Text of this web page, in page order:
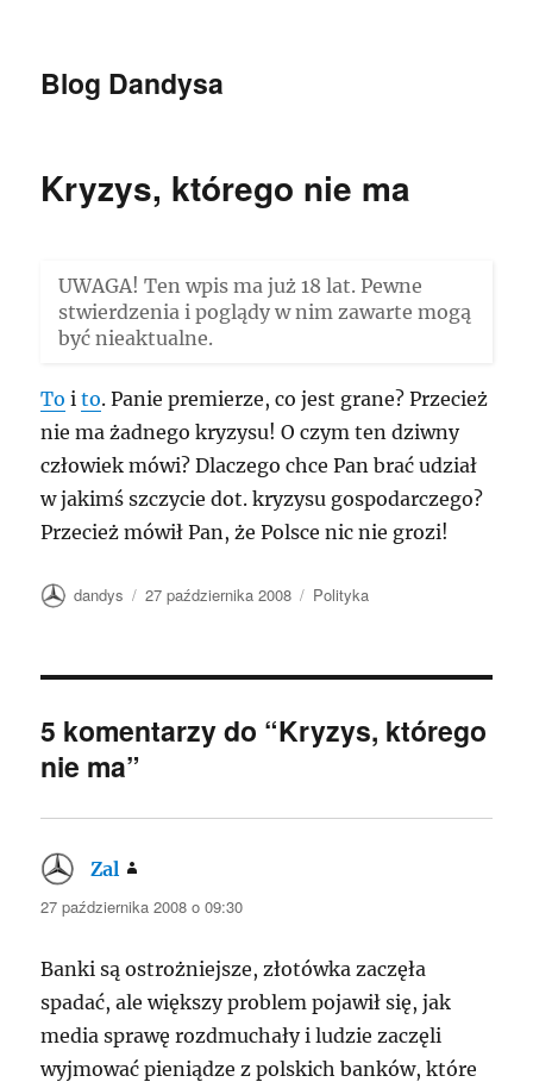
Blog Dandysa
Kryzys, którego nie ma
UWAGA! Ten wpis ma już 18 lat. Pewne
stwierdzenia i poglądy w nim zawarte mogą
być nieaktualne.
To ito. Panie premierze, co jest grane? Przecież
nie ma żadnego kryzysu! O czym ten dziwny
człowiek mówi? Dlaczego chce Pan brać udział
w jakimś szczycie dot. kryzysu gospodarczego?
Przecież mówił Pan, że Polsce nic nie grozi!
Autor
dandys
Data
27 października 2008 Kategorie
Polityka
5 komentarzy do “Kryzys, którego
nie ma”
Zal
27 października 2008 o 09:30
Banki są ostrożniejsze, złotówka zaczęła
spadać, ale większy problem pojawił się, jak
media sprawę rozdmuchały i ludzie zaczęli
wyjmować pieniądze z polskich banków, które